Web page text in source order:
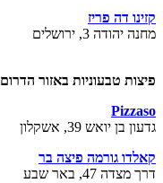
קזינו דה פריז
מחנה יהודה 3, ירושלים
פיצות טבעוניות באזור הדרום
Pizzaso
גדעון בן יואש 39, אשקלון
קאלדו גורמה פיצה בר
דרך מצדה 47, באר שבע